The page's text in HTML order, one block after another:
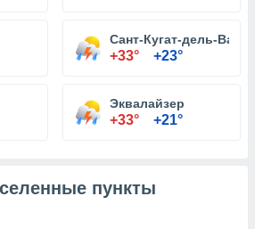
Сант-Кугат-дель-
+33° +23°
Эквалайзер
+33° +21°
пункты